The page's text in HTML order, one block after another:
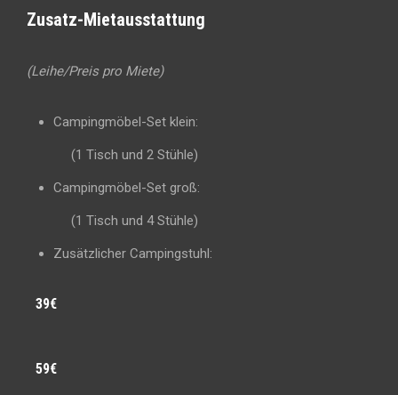
Zusatz-Mietausstattung
(Leihe/Preis pro Miete)
Campingmöbel-Set klein:
(1 Tisch und 2 Stühle)
Campingmöbel-Set groß:
(1 Tisch und 4 Stühle)
Zusätzlicher Campingstuhl:
39€
59€